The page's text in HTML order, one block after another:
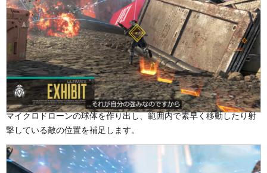
マイクロドローンの球体を作り出し、範囲内で素早く移動したり射
撃している敵の位置を補足します。